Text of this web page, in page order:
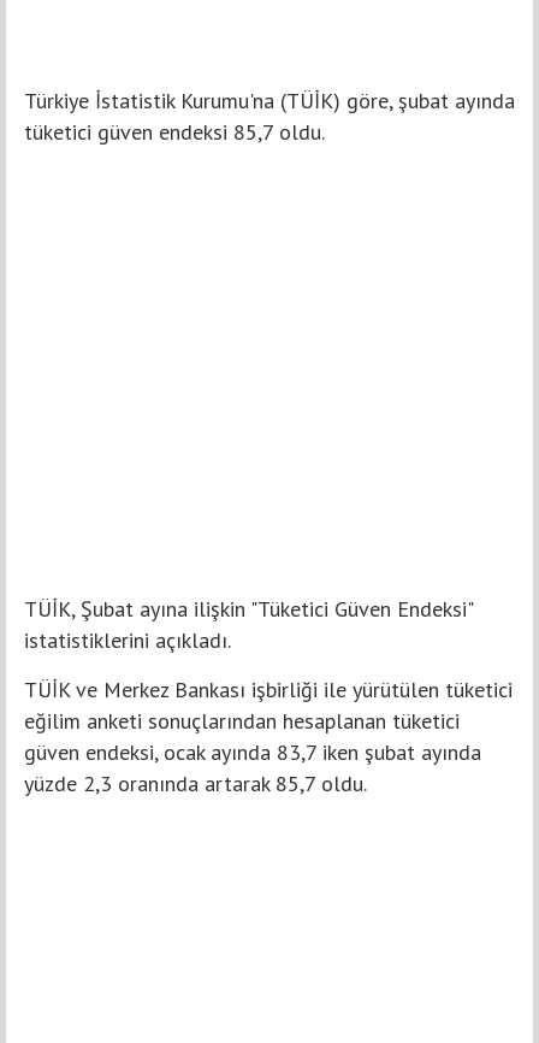
Türkiye İstatistik Kurumu'na (TÜİK) göre, şubat ayında
tüketici güven endeksi 85,7 oldu.
TÜİK, Şubat ayına ilişkin "Tüketici Güven Endeksi"
istatistiklerini açıkladı.
TÜİK ve Merkez Bankası işbirliği ile yürütülen tüketici
eğilim anketi sonuçlarından hesaplanan tüketici
güven endeksi, ocak ayında 83,7 iken şubat ayında
yüzde 2,3 oranında artarak 85,7 oldu.